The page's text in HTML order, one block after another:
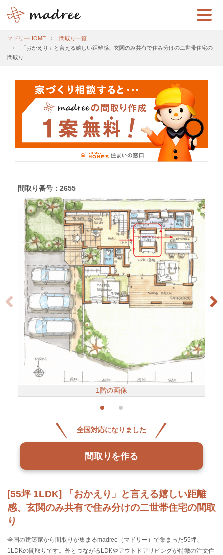
マドリーHOME
間取り一覧
「おかえり」と言える嬉しい距離感、玄関のみ共有で住み分けの二世帯住宅の
間取り
[55坪 1LDK] 「おかえり」と言える嬉しい距離
感、玄関のみ共有で住み分けの二世帯住宅の間取
り
全国の建築家から間取りが集まるmadree（マドリー）で集まった55坪、
1LDKの間取りです。外とつながるLDKやアウトドアリビングが特徴の注文住
間取り番号：2655
1階の画像
全国対応になりました
間取りを作る